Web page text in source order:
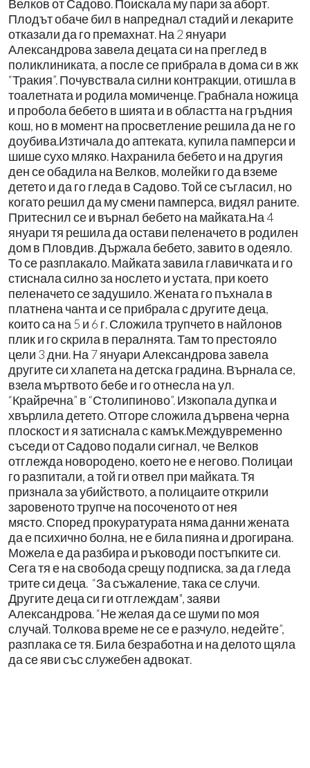
Велков от Садово. Поискала му пари за аборт.
Плодът обаче бил в напреднал стадий и лекарите
отказали да го премахнат. На 2 януари
Александрова завела децата си на преглед в
поликлиниката, а после се прибрала в дома си в жк
“Тракия”. Почувствала силни контракции, отишла в
тоалетната и родила момиченце. Грабнала ножица
и пробола бебето в шията и в областта на гръдния
кош, но в момент на просветление решила да не го
доубива.Изтичала до аптеката, купила памперси и
шише сухо мляко. Нахранила бебето и на другия
ден се обадила на Велков, молейки го да вземе
детето и да го гледа в Садово. Той се съгласил, но
когато решил да му смени памперса, видял раните.
Притеснил се и върнал бебето на майката.На 4
януари тя решила да остави пеленачето в родилен
дом в Пловдив. Държала бебето, завито в одеяло.
То се разплакало. Майката завила главичката и го
стиснала силно за нослето и устата, при което
пеленачето се задушило. Жената го пъхнала в
платнена чанта и се прибрала с другите деца,
които са на 5 и 6 г. Сложила трупчето в найлонов
плик и го скрила в пералнята. Там то престояло
цели 3 дни. На 7 януари Александрова завела
другите си хлапета на детска градина. Върнала се,
взела мъртвото бебе и го отнесла на ул.
“Крайречна” в “Столипиново”. Изкопала дупка и
хвърлила детето. Отгоре сложила дървена черна
плоскост и я затиснала с камък.Междувременно
съседи от Садово подали сигнал, че Велков
отглежда новородено, което не е негово. Полицаи
го разпитали, а той ги отвел при майката. Тя
признала за убийството, а полицаите открили
заровеното трупче на посоченото от нея
място. Според прокуратурата няма данни жената
да е психично болна, не е била пияна и дрогирана.
Можела е да разбира и ръководи постъпките си.
Сега тя е на свобода срещу подписка, за да гледа
трите си деца. “За съжаление, така се случи.
Другите деца си ги отглеждам", заяви
Александрова. “Не желая да се шуми по моя
случай. Толкова време не се е разчуло, недейте”,
разплака се тя. Била безработна и на делото щяла
да се яви със служебен адвокат.